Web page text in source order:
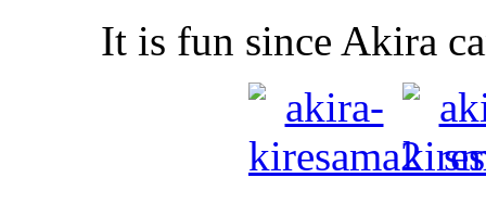
It is fun since Akira